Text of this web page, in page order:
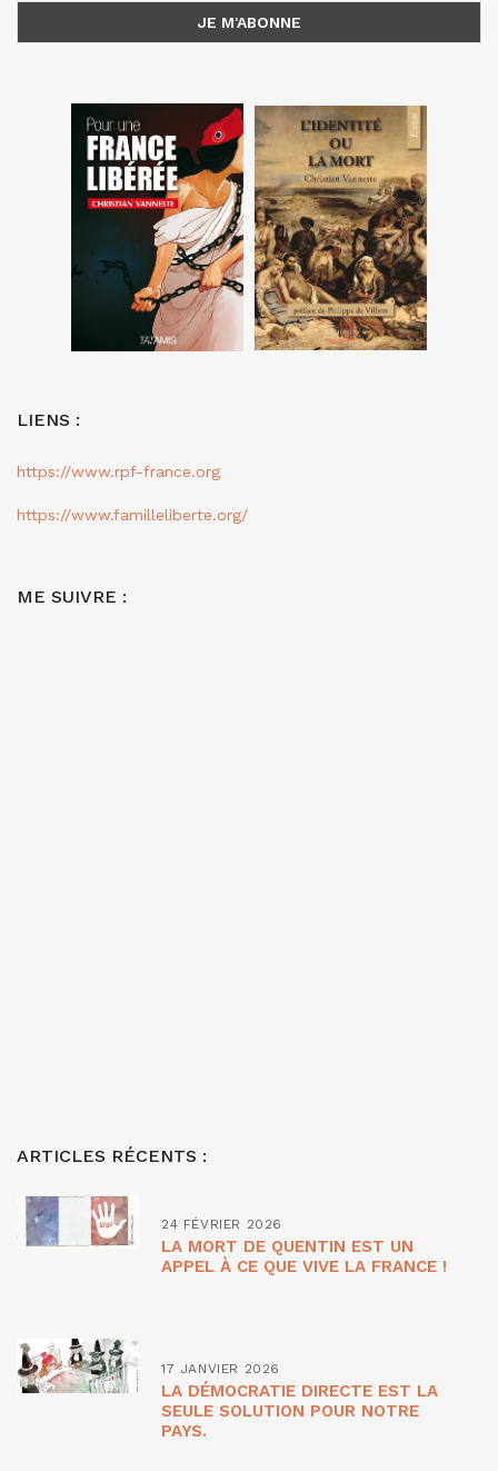
LIENS :
https://www.rpf-france.org
https://www.familleliberte.org/
ME SUIVRE :
ARTICLES RÉCENTS :
24 FÉVRIER 2026
LA MORT DE QUENTIN EST UN
APPEL À CE QUE VIVE LA FRANCE !
17 JANVIER 2026
LA DÉMOCRATIE DIRECTE EST LA
SEULE SOLUTION POUR NOTRE
PAYS.